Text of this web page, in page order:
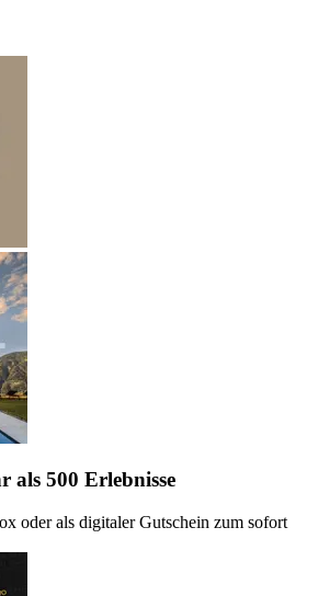
als 500 Erlebnisse
oder als digitaler Gutschein zum sofort